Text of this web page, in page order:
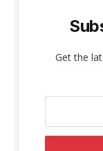
Get the